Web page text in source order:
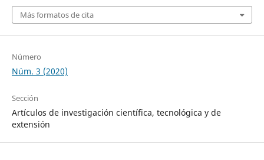
Más formatos de cita
Número
Núm. 3 (2020)
Sección
Artículos de investigación científica, tecnológica y de
extensión